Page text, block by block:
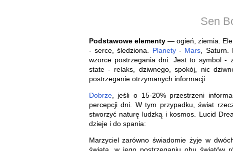
Sen
Podstawowe elementy— ogień, ziemia.
- serce, śledziona. Planety- Mars ,
wzorce postrzegania dni. Jest to symbol -
state - relaks, dziwnego, spokój, nic
postrzeganie otrzymanych informacji:
Dobrze, jeśli o 15-20% przestrzeni
percepcji dni. W tym przypadku, świat
stworzyć naturę ludzką i kosmos. Lucid
dzieje i do spania:
Marzyciel zarówno świadomie żyje w